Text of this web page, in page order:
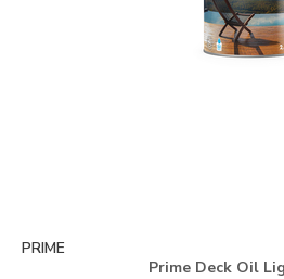
PRIME
Prime Deck Oil